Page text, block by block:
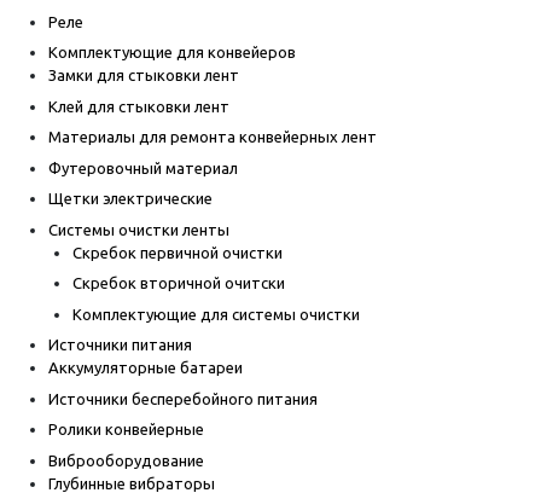
Реле
Комплектующие для конвейеров
Замки для стыковки лент
Клей для стыковки лент
Материалы для ремонта конвейерных лент
Футеровочный материал
Щетки электрические
Системы очистки ленты
Скребок первичной очистки
Скребок вторичной очитски
Комплектующие для системы очистки
Источники питания
Аккумуляторные батареи
Источники бесперебойного питания
Ролики конвейерные
Виброоборудование
Глубинные вибраторы